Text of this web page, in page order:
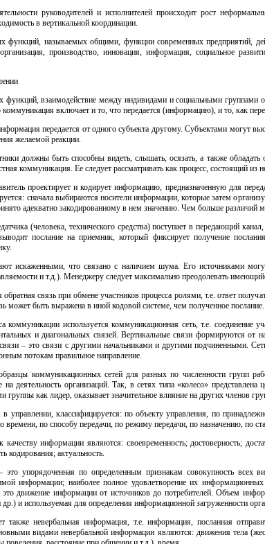
руководителей и исполнителей происходит рост
в вертикальной координации.
функций, называемых общими, функции современных предприятий,
производство, инновация, информация, социальное
функций, взаимодействие между индивидами и социальными
включает и то, что передается (информацию), и то, как
передается от одного субъекта другому. Субъектами могут
желаемой реакции.
должны быть способны видеть, слышать, осязать, а также
коммуникация. Ее следует рассматривать как процесс, состоящий из
проектирует и кодирует информацию, предназначенную для
сначала выбираются носители информации, которые затем
адекватно закодированному в нем значению. Чем больше
(человека, технического средства) поступает в передающий
послание на приемник, который фиксирует получение
искаженными, что связано с наличием шума. Его источниками
и т.д.). Менеджеру следует максимально преодолевать
связь при обмене участников процесса ролями, т.е. ответ
может быть выражена в иной кодовой системе, чем полученное послание.
коммуникации используется коммуникационная сеть, т.е.
и диагональных связей. Вертикальные связи формируются
– это связи с другими начальниками и другими подчиненными.
потокам правильное направление.
коммуникационных сетей для разных по численности групп
деятельность организаций. Так, в сетях типа «колесо»
группы как лидер, оказывает значительное влияние на других членов
управлении, классифицируется: по объекту управления, по
времени, по способу передачи, по режиму передачи, по назначению, по
информации являются: своевременность; достоверность;
кодирования; актуальность.
упорядоченная по определенным признакам совокупность всех
информации; наиболее полное удовлетворение их
движение информации от источников до потребителей. Объем
и используемая для определения информационной загруженности
также невербальная информация, т.е. информация, посланная
видами невербальной информации являются: движения тела